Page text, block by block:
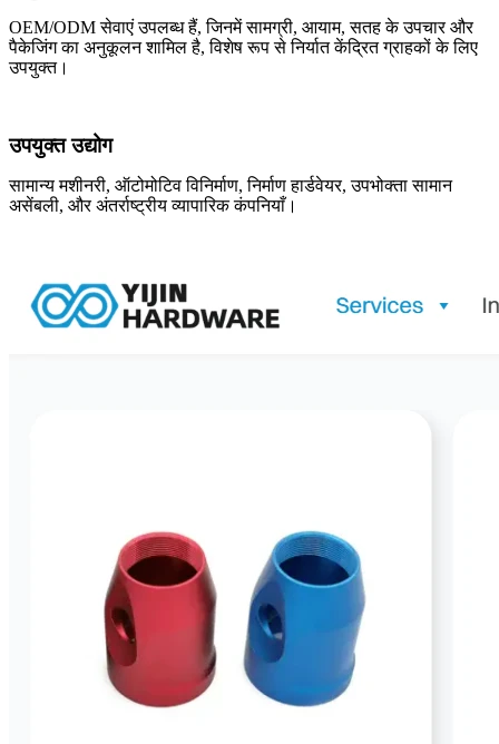
OEM/ODM सेवाएं उपलब्ध हैं, जिनमें सामग्री, आयाम, सतह के उपचार और
पैकेजिंग का अनुकूलन शामिल है, विशेष रूप से निर्यात केंद्रित ग्राहकों के लिए
उपयुक्त।
उपयुक्त उद्योग
सामान्य मशीनरी, ऑटोमोटिव विनिर्माण, निर्माण हार्डवेयर, उपभोक्ता सामान
असेंबली, और अंतर्राष्ट्रीय व्यापारिक कंपनियाँ।